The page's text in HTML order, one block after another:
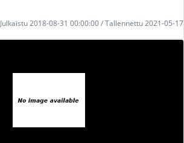
Julkaistu 2018-08-31 00:00:00 / Tallennettu 2021-05-17